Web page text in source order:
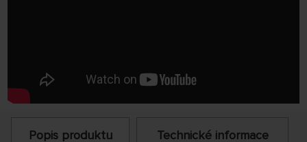
Popis produktu Technické informace